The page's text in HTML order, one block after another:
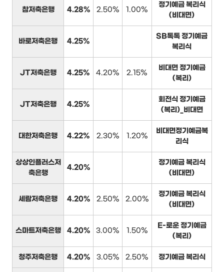
참저축은행 4.28% 2.50% 1.00%
정기예금 복리식
(비대면)
바로저축은행 4.25%
SB톡톡 정기예금
복리식
JT저축은행 4.25% 4.20% 2.15%
비대면 정기예금
(복리)
JT저축은행 4.25%
회전식 정기예금
(복리)_비대면
대한저축은행 4.22% 2.30% 1.20%
비대면정기예금복
리식
상상인플러스저
축은행
4.20%
정기예금 복리식
(비대면)
세람저축은행 4.20% 2.50% 2.00%
정기예금 복리식
(비대면)
스마트저축은행 4.20% 3.00% 1.50%
E-로운 정기예금
(복리)
청주저축은행 4.20% 3.05% 2.50% 정기예금 복리식